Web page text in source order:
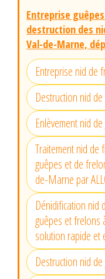
Entreprise
destruction des
Val-de-Marne,
Entreprise nid de
Destruction nid
Enlèvement nid
Traitement nid de
guêpes et de
de-Marne par
Dénidification nid
guêpes et
solution rapide et
Destruction nid